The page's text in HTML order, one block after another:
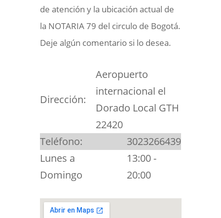
de atención y la ubicación actual de
la NOTARIA 79 del circulo de Bogotá.
Deje algún comentario si lo desea.
Dirección:
Aeropuerto
internacional el
Dorado Local GTH
22420
Teléfono:
3023266439
Lunes a
Domingo
13:00 -
20:00